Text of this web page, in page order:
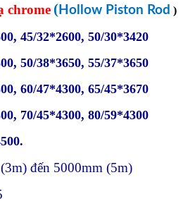
chrome ( Hollow Piston Rod )
45/32*2600, 50/30*3420
50/38*3650, 55/37*3650
60/47*4300, 65/45*3670
70/45*4300, 80/59*4300
đến 5000mm (5m)